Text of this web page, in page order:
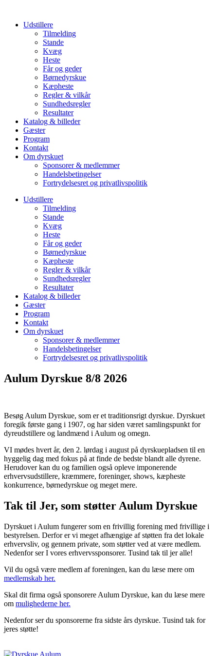
Udstillere
Tilmelding
Stande
Kvæg
Heste
Får og geder
Børnedyrskue
Kæpheste
Regler & vilkår
Sundhedsregler
Resultater
Katalog & billeder
Gæster
Program
Kontakt
Om dyrskuet
Sponsorer & medlemmer
Handelsbetingelser
Fortrydelsesret og privatlivspolitik
Udstillere
Tilmelding
Stande
Kvæg
Heste
Får og geder
Børnedyrskue
Kæpheste
Regler & vilkår
Sundhedsregler
Resultater
Katalog & billeder
Gæster
Program
Kontakt
Om dyrskuet
Sponsorer & medlemmer
Handelsbetingelser
Fortrydelsesret og privatlivspolitik
Aulum Dyrskue 8/8 2026
Besøg Aulum Dyrskue, som er et traditionsrigt dyrskue. Dyrskuet
foregik første gang i 1907, og har siden været samlingspunkt for
dyreudstillere og landmænd i Aulum og omegn.
VI mødes hvert år, den 2. lørdag i august på dyrskuepladsen til en
hyggelig dag med fokus på at finde de bedste blandt alle dyrene.
Herudover kan du og familien også opleve imponerende
erhvervsudstillere, kræmmere, foreninger, shows, kæpheste
konkurrence, børnedyrskue og meget mere.
Tak til Jer, som støtter Aulum Dyrskue
Dyrskuet i Aulum fungerer som en frivillig forening med frivillige i
bestyrelsen. Derfor er vi meget afhængige af støtten fra det lokale
erhvervsliv, og gennem private, som støtter ved at være medlem.
Nedenfor ser I vores erhvervssponsorer. Tusind tak til jer alle!
Vil du også være medlem af foreningen, kan du læse mere om
medlemskab her.
Skal dit firma også sponsorere Aulum Dyrskue, kan du læse mere
om mulighederne her.
Nedenfor ser du sponsorerne fra sidste års dyrskue. Tusind tak for
jeres støtte!